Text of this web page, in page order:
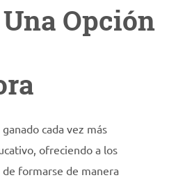
Opción
cada vez más
ofreciendo a los
formarse de manera